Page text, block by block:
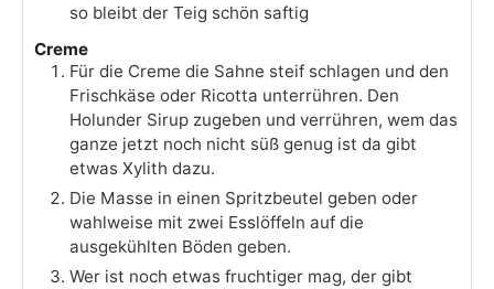
so bleibt der Teig schön saftig
Creme
Für die Creme die Sahne steif schlagen und den
Frischkäse oder Ricotta unterrühren. Den
Holunder Sirup zugeben und verrühren, wem das
ganze jetzt noch nicht süß genug ist da gibt
etwas Xylith dazu.
Die Masse in einen Spritzbeutel geben oder
wahlweise mit zwei Esslöffeln auf die
ausgekühlten Böden geben.
Wer ist noch etwas fruchtiger mag, der gibt